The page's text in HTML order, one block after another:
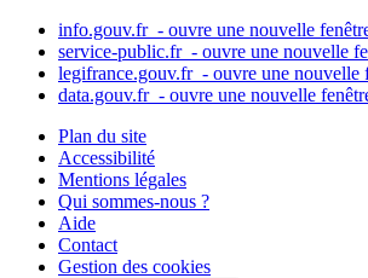
info.gouv.fr - ouvre une nouvelle
service-public.fr - ouvre une nouvelle
legifrance.gouv.fr - ouvre une nouvelle
data.gouv.fr - ouvre une nouvelle
Plan du site
Accessibilité
Mentions légales
Qui sommes-nous ?
Aide
Contact
Gestion des cookies